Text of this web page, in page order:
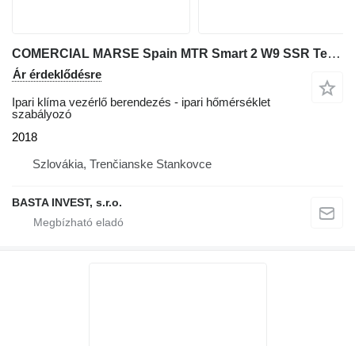
COMERCIAL MARSE Spain MTR Smart 2 W9 SSR Tempering Controller
Ár érdeklődésre
Ipari klíma vezérlő berendezés - ipari hőmérséklet
szabályozó
2018
Szlovákia, Trenčianske Stankovce
BASTA INVEST, s.r.o.